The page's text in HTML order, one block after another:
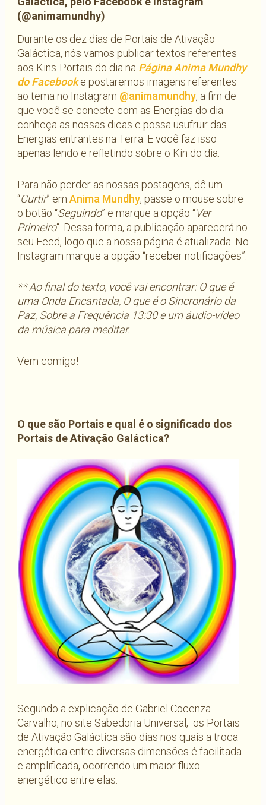
(@animamundhy)
Durante os dez dias de Portais de Ativação
Galáctica, nós vamos publicar textos referentes
aos Kins-Portais do dia na Página Anima Mundhy
do Facebooke postaremos imagens referentes
ao tema no Instagram @animamundhy, a fim de
que você se conecte com as Energias do dia.
conheça as nossas dicas e possa usufruir das
Energias entrantes na Terra. E você faz isso
apenas lendo e refletindo sobre o Kin do dia.
Para não perder as nossas postagens, dê um
“Curtir” em Anima Mundhy, passe o mouse sobre
o botão “Seguindo” e marque a opção “Ver
Primeiro“. Dessa forma, a publicação aparecerá no
seu Feed, logo que a nossa página é atualizada. No
Instagram marque a opção “receber notificações”.
** Ao final do texto, você vai encontrar: O que é
uma Onda Encantada, O que é o Sincronário da
Paz, Sobre a Frequência 13:30 e um áudio-vídeo
da música para meditar.
Vem comigo!
O que são Portais e qual é o significado dos
Portais de Ativação Galáctica?
Segundo a explicação de Gabriel Cocenza
Carvalho, no site Sabedoria Universal, os Portais
de Ativação Galáctica são dias nos quais a troca
energética entre diversas dimensões é facilitada
e amplificada, ocorrendo um maior fluxo
energético entre elas.